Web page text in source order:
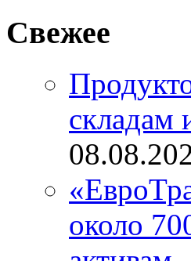
Свежее
складам
около